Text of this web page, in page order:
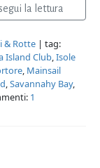
la lettura
& Rotte | tag:
Island Club,Isole
, Mainsail
,Savannahy Bay,
1